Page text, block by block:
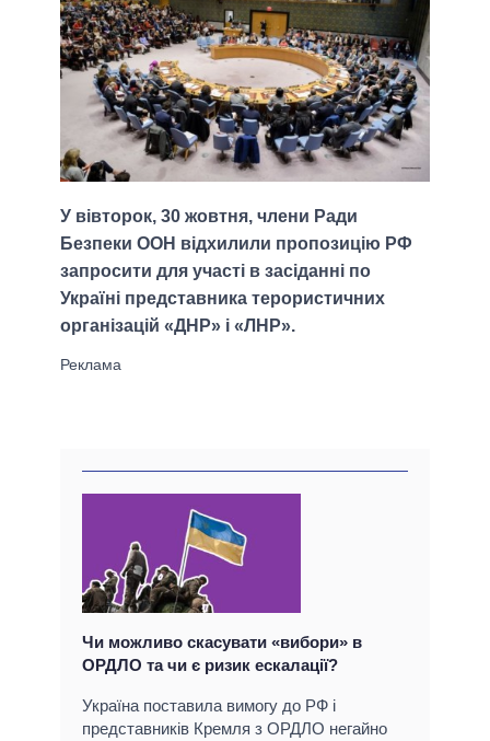
У вівторок, 30 жовтня, члени Ради
Безпеки ООН відхилили пропозицію РФ
запросити для участі в засіданні по
Україні представника терористичних
організацій «ДНР» і «ЛНР».
Чи можливо скасувати «вибори» в
ОРДЛО та чи є ризик ескалації?
Україна поставила вимогу до РФ і
представників Кремля з ОРДЛО негайно